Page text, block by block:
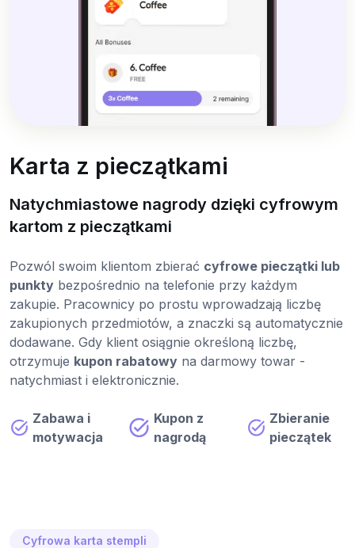
Karta z pieczątkami
Natychmiastowe nagrody dzięki cyfrowym
kartom z pieczątkami
Pozwól swoim klientom zbierać cyfrowe pieczątki lub
punkty bezpośrednio na telefonie przy każdym
zakupie. Pracownicy po prostu wprowadzają liczbę
zakupionych przedmiotów, a znaczki są automatycznie
dodawane. Gdy klient osiągnie określoną liczbę,
otrzymuje kupon rabatowy na darmowy towar -
natychmiast i elektronicznie.
Zabawa i
motywacja
Kupon z
nagrodą
Zbieranie
pieczątek
Cyfrowa karta stempli